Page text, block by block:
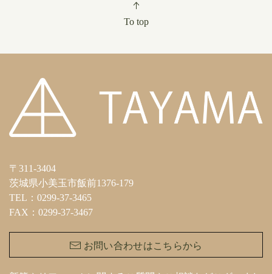
To top
〒311-3404
茨城県小美玉市飯前1376-179
TEL：0299-37-3465
FAX：0299-37-3467
お問い合わせはこちらから